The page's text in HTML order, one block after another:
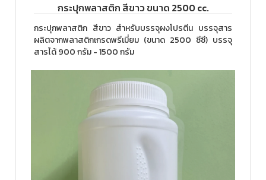
กระปุกพลาสติก สีขาว ขนาด 2500 cc.
กระปุกพลาสติก สีขาว สำหรับบรรจุผงโปรตีน บรรจุสาร
ผลิตจากพลาสติกเกรดพรีเมี่ยม (ขนาด 2500 ซีซี) บรรจุ
สารได้ 900 กรัม - 1500 กรัม